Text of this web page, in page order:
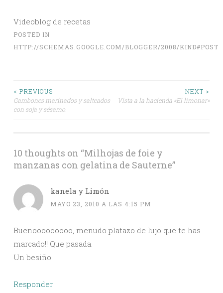
Videoblog de recetas
POSTED IN
HTTP://SCHEMAS.GOOGLE.COM/BLOGGER/2008/KIND#POST
Post
navigation
< PREVIOUS
Gambones marinados y salteados
con soja y sésamo.
NEXT >
Vista a la hacienda «El limonar»
10 thoughts on “Milhojas de foie y
manzanas con gelatina de Sauterne”
kanela y Limón
MAYO 23, 2010 A LAS 4:15 PM
Buenooooooooo, menudo platazo de lujo que te has
marcado!! Que pasada.
Un besiño.
Responder